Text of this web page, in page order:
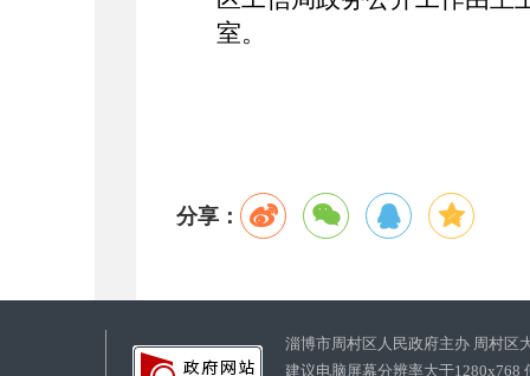
室。
分享：
淄博市周村区人民政府主办 周村区
建议电脑屏幕分辨率大于1280x768